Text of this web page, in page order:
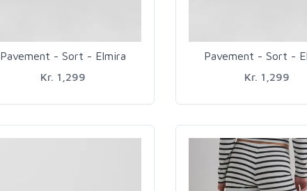
Pavement - Sort - Elmira
Kr. 1,299
Pavement - Sort -
Kr. 1,299